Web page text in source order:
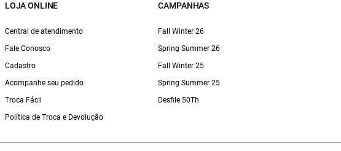
LOJA ONLINE
Central de atendimento
Fale Conosco
Cadastro
Acompanhe seu pedido
Troca Fácil
Política de Troca e Devolução
CAMPANHAS
Fall Winter 26
Spring Summer 26
Fall Winter 25
Spring Summer 25
Desfile 50Th